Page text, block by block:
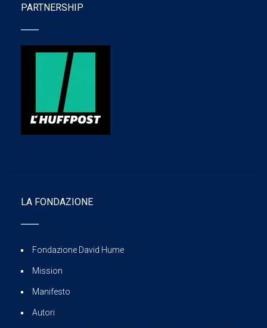
PARTNERSHIP
LA FONDAZIONE
Fondazione David Hume
Mission
Manifesto
Autori